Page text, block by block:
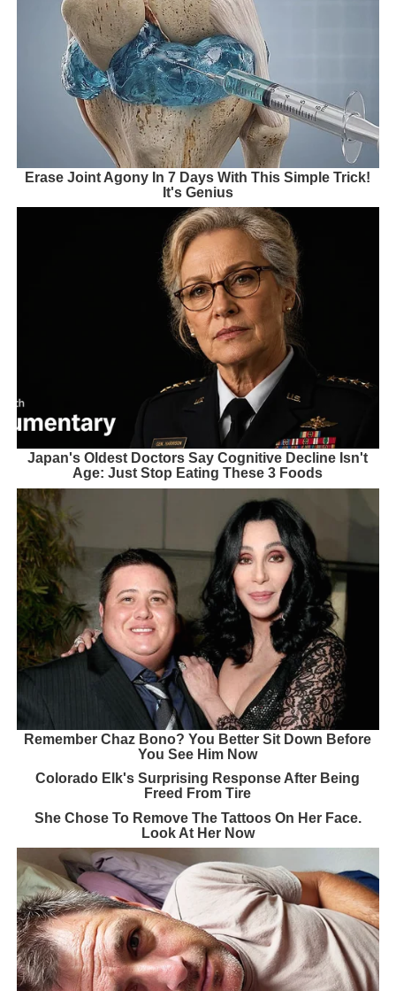
Erase Joint Agony In 7 Days With This Simple Trick!
It's Genius
Japan's Oldest Doctors Say Cognitive Decline Isn't
Age: Just Stop Eating These 3 Foods
Remember Chaz Bono? You Better Sit Down Before
You See Him Now
Colorado Elk's Surprising Response After Being
Freed From Tire
She Chose To Remove The Tattoos On Her Face.
Look At Her Now